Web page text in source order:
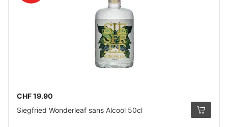
CHF 19.90
Siegfried Wonderleaf sans Alcool 50cl